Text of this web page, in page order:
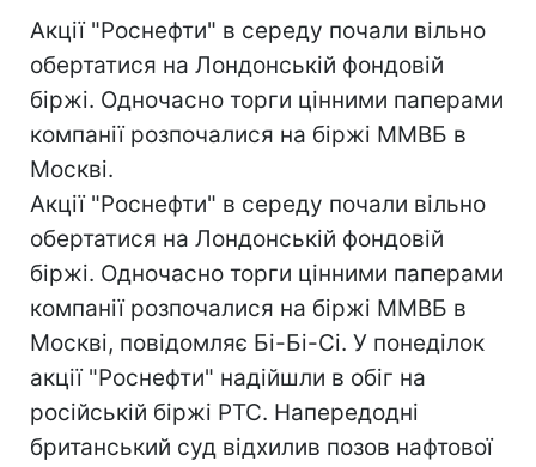
Акції "Роснефти" в середу почали вільно
обертатися на Лондонській фондовій
біржі. Одночасно торги цінними паперами
компанії розпочалися на біржі ММВБ в
Москві.
Акції "Роснефти" в середу почали вільно
обертатися на Лондонській фондовій
біржі. Одночасно торги цінними паперами
компанії розпочалися на біржі ММВБ в
Москві, повідомляє Бі-Бі-Сі. У понеділок
акції "Роснефти" надійшли в обіг на
російській біржі РТС. Напередодні
британський суд відхилив позов нафтової